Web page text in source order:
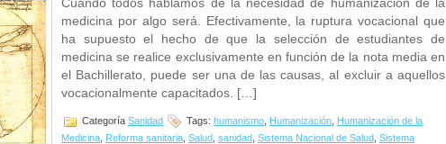
medicina por algo será. Efectivamente, la ruptura vocacional que
ha supuesto el hecho de que la selección de estudiantes de
medicina se realice exclusivamente en función de la nota media en
el Bachillerato, puede ser una de las causas, al excluir a aquellos
vocacionalmente capacitados. […]
Categoría Sanidad Tags: humanismo Humanización Humanización de la
Medicina Reforma sanitaria Salud sanidad Sistema Nacional de Salud Sistema